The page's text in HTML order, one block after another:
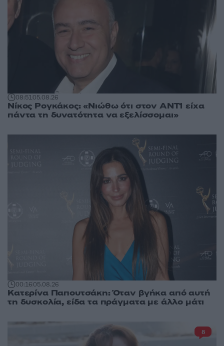
08:5105.08.26
Νίκος Ρογκάκος: «Νιώθω ότι στον ΑΝΤ1 είχα
πάντα τη δυνατότητα να εξελίσσομαι»
00:1605.08.26
Κατερίνα Παπουτσάκη: Όταν βγήκα από αυτή
τη δυσκολία, είδα τα πράγματα με άλλο μάτι
8